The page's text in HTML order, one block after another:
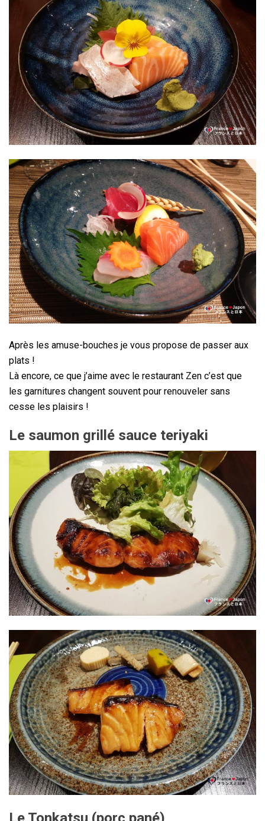
Après les amuse-bouches je vous propose de passer aux
plats !
Là encore, ce que j’aime avec le restaurant Zen c’est que
les garnitures changent souvent pour renouveler sans
cesse les plaisirs !
Le saumon grillé sauce teriyaki